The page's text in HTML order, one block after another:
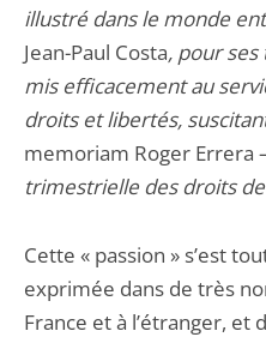
illustré dans le monde
Jean-Paul Costa, pour
mis efficacement au
droits et libertés,
memoriam Roger Errera
trimestrielle des droits
Cette « passion » s’est
exprimée dans de très
France et à l’étranger, et